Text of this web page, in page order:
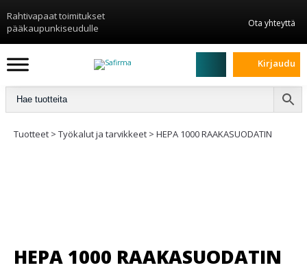
Rahtivapaat toimitukset
pääkaupunkiseudulle
Ota yhteyttä
Kirjaudu
Tuotteet > Työkalut ja tarvikkeet > HEPA 1000 RAAKASUODATIN
HEPA 1000 RAAKASUODATIN